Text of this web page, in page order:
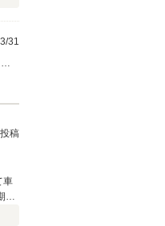
31
稿
車
待